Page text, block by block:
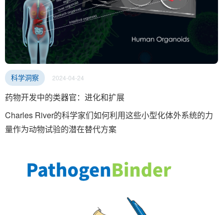
科学洞察 2024-04-24
药物开发中的类器官：进化和扩展
Charles River的科学家们如何利用这些小型化体外系统的力
量作为动物试验的潜在替代方案